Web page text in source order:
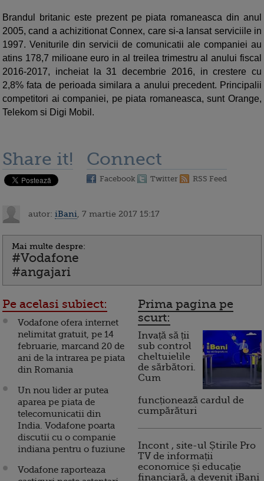
Brandul britanic este prezent pe piata romaneasca din anul
2005, cand a achizitionat Connex, care si-a lansat serviciile in
1997. Veniturile din servicii de comunicatii ale companiei au
atins 178,7 milioane euro in al treilea trimestru al anului fiscal
2016-2017, incheiat la 31 decembrie 2016, in crestere cu
2,8% fata de perioada similara a anului precedent. Principalii
competitori ai companiei, pe piata romaneasca, sunt Orange,
Telekom si Digi Mobil.
Share it! Connect
Facebook Twitter RSS Feed
autor: iBani , 7 martie 2017 15:17
Mai multe despre:
#Vodafone
#angajari
Pe acelasi subiect:
Vodafone ofera internet
nelimitat gratuit, pe 14
februarie, marcand 20 de
ani de la intrarea pe piata
din Romania
Un nou lider ar putea
aparea pe piata de
telecomunicatii din
India. Vodafone poarta
discutii cu o companie
indiana pentru o fuziune
Vodafone raporteaza
Prima pagina pe
scurt:
Invață să ții
sub control
cheltuielile
de sărbători.
Cum
funcționează cardul de
cumpărături
Incont , site-ul Știrile Pro
TV de informații
economice și educație
financiară, a devenit iBani